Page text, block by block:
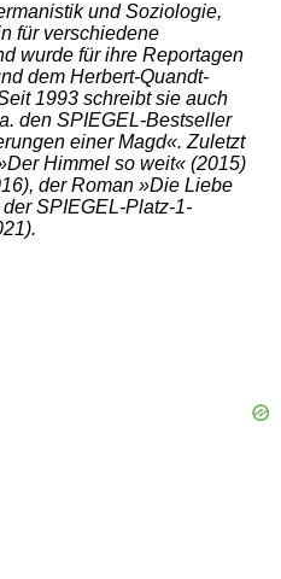
und Soziologie,
für verschiedene
wurde für ihre Reportagen
dem Herbert-Quandt-
1993 schreibt sie auch
den SPIEGEL-Bestseller
einer Magd«. Zuletzt
Himmel so weit« (2015)
der Roman »Die Liebe
derSPIEGEL-Platz-1-